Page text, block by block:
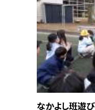
なかよし班遊び